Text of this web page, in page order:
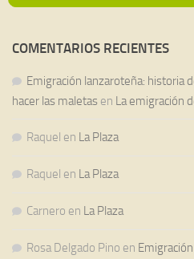
COMENTARIOS RECIENTES
Emigración lanzaroteña: historia
hacer las maletas en La emigración
Raquel en La Plaza
Raquel en La Plaza
Carnero en La Plaza
Rosa Delgado Pino en